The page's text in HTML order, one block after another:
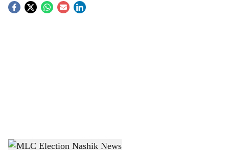
S
MLC Election Nashik News